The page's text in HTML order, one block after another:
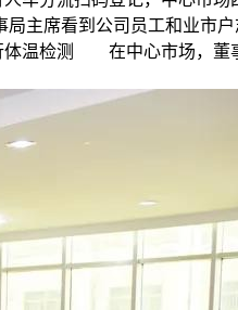
主席看到公司员工和业市
体温检测 在中心市场，董